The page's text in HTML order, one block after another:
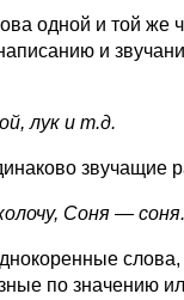
одной и той же
и
лук и т.д.
звучащие
Соня — соня.
слова,
по значению